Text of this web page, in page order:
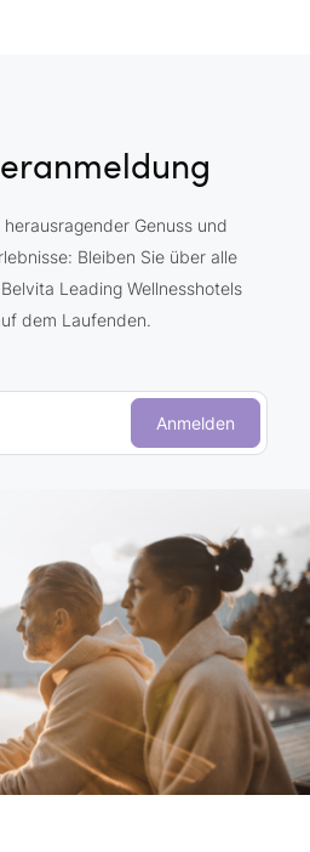
herausragender Genuss und
Bleiben Sie über alle
Leading Wellnesshotels
dem Laufenden.
Anmelden